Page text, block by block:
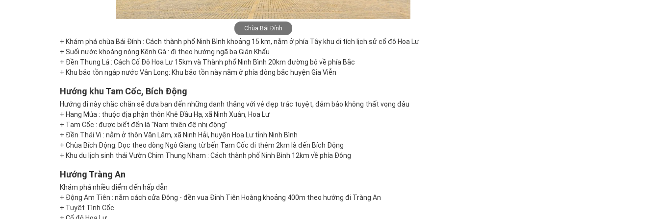
Chùa Bái Đính
+ Khám phá chùa Bái Đính : Cách thành phố Ninh Bình khoảng 15 km, nằm ở phía Tây khu di tích lịch sử cố đô Hoa Lư
+ Suối nước khoáng nóng Kênh Gà : đi theo hướng ngã ba Gián Khẩu
+ Đền Thung Lá : Cách Cố Đô Hoa Lư 15km và Thành phố Ninh Bình 20km đường bộ về phía Bắc
+ Khu bảo tồn ngập nước Vân Long: Khu bảo tồn này nằm ở phía đông bắc huyện Gia Viễn
Hướng khu Tam Cốc, Bích Động
Hướng đi này chắc chắn sẽ đưa bạn đến những danh thắng với vẻ đẹp trác tuyệt, đảm bảo không thất vọng đâu
+ Hang Múa : thuộc địa phận thôn Khê Đầu Hạ, xã Ninh Xuân, Hoa Lư
+ Tam Cốc : được biết đến là "Nam thiên đệ nhị động"
+ Đền Thái Vi : nằm ở thôn Văn Lâm, xã Ninh Hải, huyện Hoa Lư tỉnh Ninh Bình
+ Chùa Bích Động: Dọc theo dòng Ngô Giang từ bến Tam Cốc đi thêm 2km là đến Bích Động
+ Khu du lịch sinh thái Vườn Chim Thung Nham : Cách thành phố Ninh Bình 12km về phía Đông
Hướng Tràng An
Khám phá nhiều điểm đến hấp dẫn
+ Động Am Tiên : nằm cách cửa Đông - đền vua Đinh Tiên Hoàng khoảng 400m theo hướng đi Tràng An
+ Tuyệt Tình Cốc